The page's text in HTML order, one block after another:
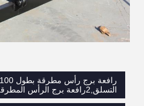
التسلق,2رافعة برج الرأس المطرقة